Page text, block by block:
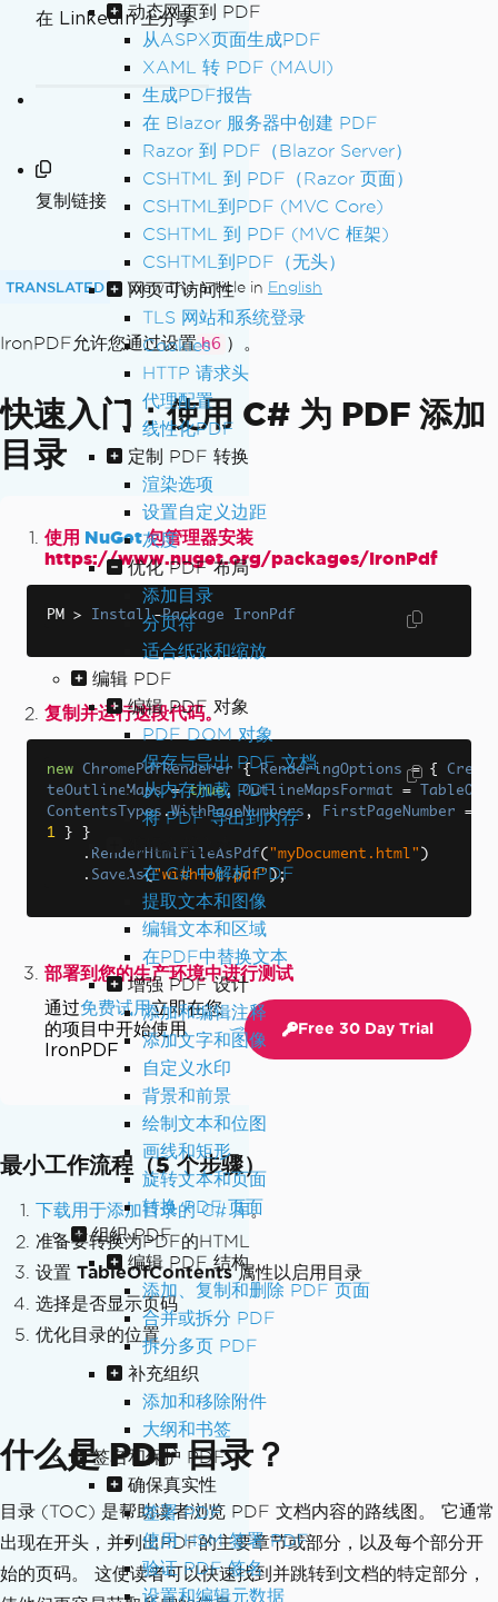
动态网页到 PDF
从ASPX页面生成PDF
XAML 转 PDF (MAUI)
生成PDF报告
在 Blazor 服务器中创建 PDF
Razor 到 PDF（Blazor Server）
CSHTML 到 PDF（Razor 页面）
CSHTML到PDF (MVC Core)
CSHTML 到 PDF (MVC 框架)
CSHTML到PDF（无头）
网页可访问性
TLS 网站和系统登录
Cookies
HTTP 请求头
代理配置
线性化PDF
定制 PDF 转换
渲染选项
设置自定义边距
灰度
优化 PDF 布局
添加目录
分页符
适合纸张和缩放
编辑 PDF
编辑 PDF 对象
PDF DOM 对象
保存与导出 PDF 文档
从内存加载 PDF
将 PDF 导出到内存
编辑文档文本
在 C# 中解析 PDF
提取文本和图像
编辑文本和区域
在PDF中替换文本
增强 PDF 设计
添加和编辑注释
添加文字和图像
自定义水印
背景和前景
绘制文本和位图
画线和矩形
旋转文本和页面
转换 PDF 页面
组织 PDF
编辑 PDF 结构
添加、复制和删除 PDF 页面
合并或拆分 PDF
拆分多页 PDF
补充组织
添加和移除附件
大纲和书签
签名和保护 PDF
确保真实性
签署 PDF
使用 HSM 签署 PDF
验证 PDF 签名
设置和编辑元数据
在 LinkedIn 上分享
复制链接
TRANSLATED View the article in English
IronPDF允许您通过设置 h6 ）。
快速入门：使用 C# 为 PDF 添加
目录
使用 NuGet包管理器安装
https://www.nuget.org/packages/IronPdf
PM > Install-Package IronPdf
复制并运行这段代码。
new ChromePdfRenderer { RenderingOptions = {
Crea
teOutlineMaps
= true, OutlineMapsFormat =
TableOf
ContentsTypes .WithPageNumbers , FirstPageNumber
=
1
}
}
. RenderHtmlFileAsPdf( "myDocument.html" )
. SaveAs("withToc.pdf" );
部署到您的生产环境中进行测试
通过免费试用立即在您
的项目中开始使用
IronPDF
Free 30 Day Trial
最小工作流程（5 个步骤）
下载用于添加目录的 C# 库。
准备要转换为PDF的HTML
设置 TableOfContents属性以启用目录
选择是否显示页码
优化目录的位置
什么是 PDF 目录？
目录 (TOC) 是帮助读者浏览 PDF 文档内容的路线图。 它通常
出现在开头，并列出PDF的主要章节或部分，以及每个部分开
始的页码。 这使读者可以快速找到并跳转到文档的特定部分，